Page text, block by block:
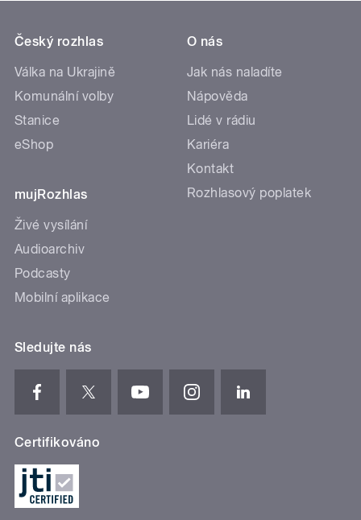
Český rozhlas
Válka na Ukrajině
Komunální volby
Stanice
eShop
mujRozhlas
Živé vysílání
Audioarchiv
Podcasty
Mobilní aplikace
O nás
Jak nás naladíte
Nápověda
Lidé v rádiu
Kariéra
Kontakt
Rozhlasový poplatek
Sledujte nás
Certifikováno